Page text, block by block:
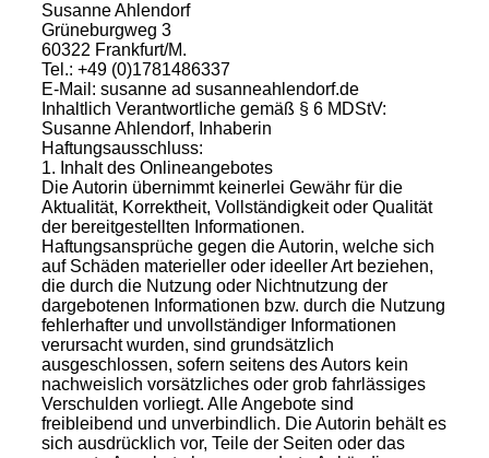
Susanne Ahlendorf
Grüneburgweg 3
60322 Frankfurt/M.
Tel.: +49 (0)1781486337
E-Mail: susanne ad susanneahlendorf.de
Inhaltlich Verantwortliche gemäß § 6 MDStV:
Susanne Ahlendorf, Inhaberin
Haftungsausschluss:
1. Inhalt des Onlineangebotes
Die Autorin übernimmt keinerlei Gewähr für die
Aktualität, Korrektheit, Vollständigkeit oder Qualität
der bereitgestellten Informationen.
Haftungsansprüche gegen die Autorin, welche sich
auf Schäden materieller oder ideeller Art beziehen,
die durch die Nutzung oder Nichtnutzung der
dargebotenen Informationen bzw. durch die Nutzung
fehlerhafter und unvollständiger Informationen
verursacht wurden, sind grundsätzlich
ausgeschlossen, sofern seitens des Autors kein
nachweislich vorsätzliches oder grob fahrlässiges
Verschulden vorliegt. Alle Angebote sind
freibleibend und unverbindlich. Die Autorin behält es
sich ausdrücklich vor, Teile der Seiten oder das